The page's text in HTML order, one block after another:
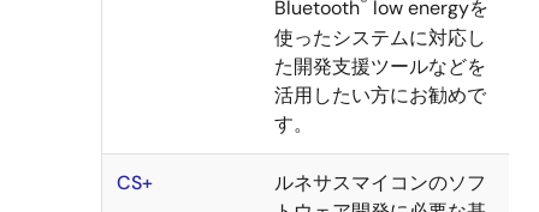
Bluetooth low energyを
使ったシステムに対応し
た開発支援ツールなどを
活用したい方にお勧めで
す。
CS+
ルネサスマイコンのソフ